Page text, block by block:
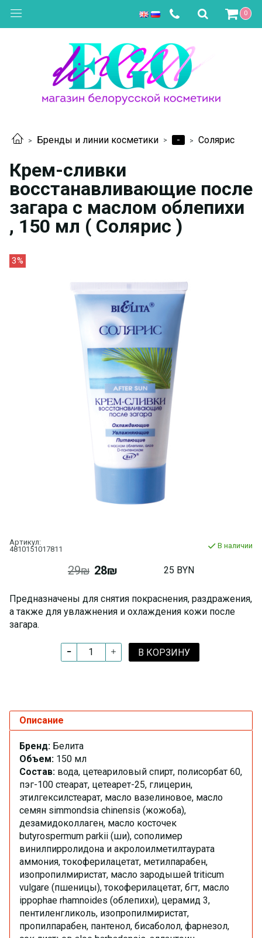
0
Бренды и линии косметики - Солярис
Крем-сливки
восстанавливающие после
загара с маслом облепихи
, 150 мл ( Солярис )
3%
Артикул:
4810151017811
В наличии
29₪ 28₪ 25 BYN
Предназначены для снятия покраснения, раздражения,
а также для увлажнения и охлаждения кожи после
загара.
В КОРЗИНУ
Описание
Бренд: Белита
Объем: 150 мл
Состав: вода, цетеариловый спирт, полисорбат 60,
пэг-100 стеарат, цетеарет-25, глицерин,
этилгексилстеарат, масло вазелиновое, масло
семян simmondsia chinensis (жожоба),
дезамидоколлаген, масло косточек
butyrospermum parkii (ши), сополимер
винилпирролидона и акролоилметилтаурата
аммония, токоферилацетат, метилпарабен,
изопропилмиристат, масло зародышей triticum
vulgare (пшеницы), токоферилацетат, бгт, масло
ippophae rhamnoides (облепихи), церамид 3,
пентиленгликоль, изопропилмиристат,
пропилпарабен, пантенол, бисаболол, фарнезол,